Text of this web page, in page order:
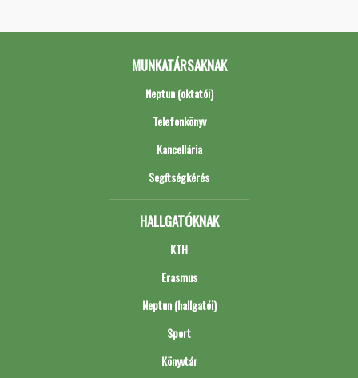
MUNKATÁRSAKNAK
Neptun (oktatói)
Telefonkönyv
Kancellária
Segítségkérés
HALLGATÓKNAK
KTH
Erasmus
Neptun (hallgatói)
Sport
Könyvtár